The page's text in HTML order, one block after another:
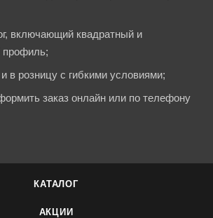
включающий квадратный и
профиль;
в розницу с гибкими условиями;
заказ онлайн или по телефону
КАТАЛОГ
АКЦИИ